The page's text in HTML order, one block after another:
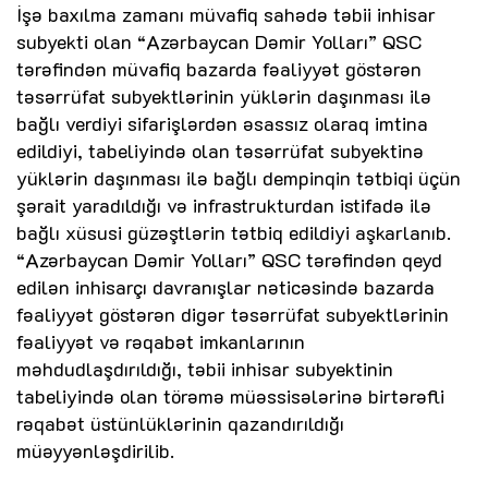
İşə baxılma zamanı müvafiq sahədə təbii inhisar
subyekti olan “Azərbaycan Dəmir Yolları” QSC
tərəfindən müvafiq bazarda fəaliyyət göstərən
təsərrüfat subyektlərinin yüklərin daşınması ilə
bağlı verdiyi sifarişlərdən əsassız olaraq imtina
edildiyi, tabeliyində olan təsərrüfat subyektinə
yüklərin daşınması ilə bağlı dempinqin tətbiqi üçün
şərait yaradıldığı və infrastrukturdan istifadə ilə
bağlı xüsusi güzəştlərin tətbiq edildiyi aşkarlanıb.
“Azərbaycan Dəmir Yolları” QSC tərəfindən qeyd
edilən inhisarçı davranışlar nəticəsində bazarda
fəaliyyət göstərən digər təsərrüfat subyektlərinin
fəaliyyət və rəqabət imkanlarının
məhdudlaşdırıldığı, təbii inhisar subyektinin
tabeliyində olan törəmə müəssisələrinə birtərəfli
rəqabət üstünlüklərinin qazandırıldığı
müəyyənləşdirilib.